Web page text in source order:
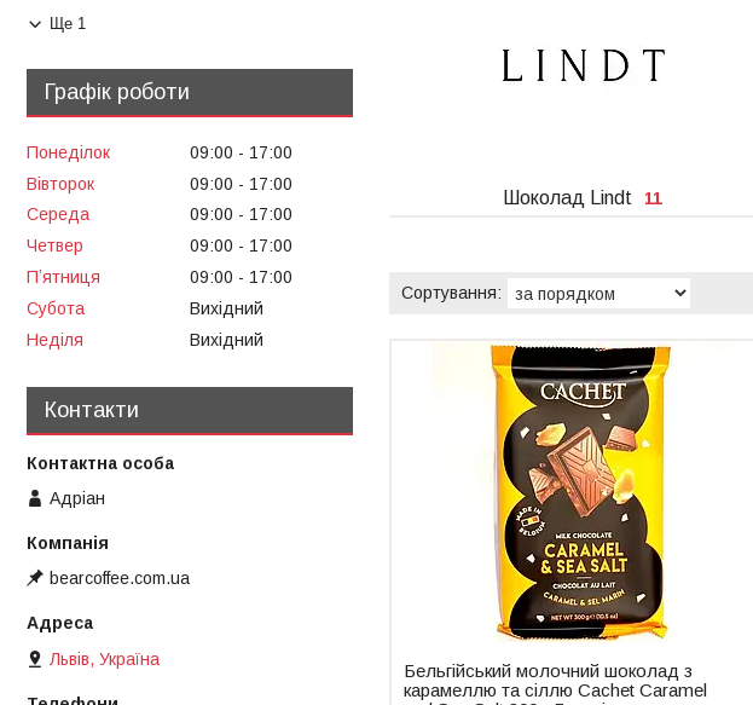
Шоколад Lindt 11
Бельгійський молочний шоколад з
карамеллю та сіллю Cachet Caramel
Ще 1
Графік роботи
Понеділок 09:00
17:00
Вівторок
09:00
17:00
Середа
09:00
17:00
Четвер
09:00
17:00
Пʼятниця
09:00
17:00
Субота
Вихідний
Неділя
Вихідний
Контакти
Адріан
bearcoffee.com.ua
Львів, Україна